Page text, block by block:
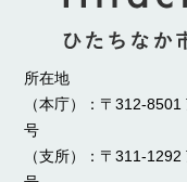
所在地
（本庁）：〒312-
号
（支所）：〒311-